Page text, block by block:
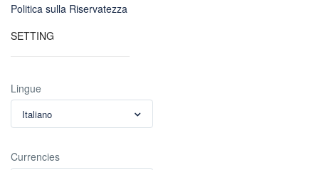
Politica sulla Riservatezza
SETTING
Lingue
Italiano
Currencies